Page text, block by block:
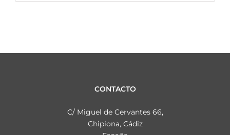
CONTACTO
C/ Miguel de Cervantes 66,
Chipiona, Cádiz